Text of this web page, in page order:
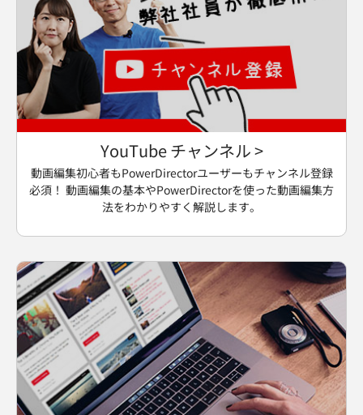
YouTube チャンネル >
動画編集初心者もPowerDirectorユーザーもチャンネル登録
必須！ 動画編集の基本やPowerDirectorを使った動画編集方
法をわかりやすく解説します。